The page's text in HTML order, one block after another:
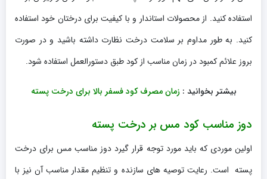
استفاده کنید. از محصولات استاندار و با کیفیت برای درختان خود استفاده
کنید. به طور مداوم بر سلامت درخت نظارت داشته باشید و در صورت
بروز علائم کمبود در زمان مناسب از کود طبق دستورالعمل استفاده شود.
بیشتر بخوانید :زمان مصرف کود فسفر بالا برای درخت پسته
دوز مناسب کود مس بر درخت پسته
اولین موردی که باید مورد توجه قرار گیرد دوز مناسب مس برای درخت
پسته است. رعایت توصیه های سازنده و تنظیم مقدار مناسب آن نیز با